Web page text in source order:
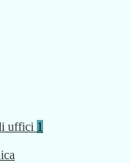
uffici 1